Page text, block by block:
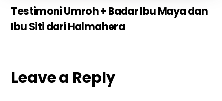
Testimoni Umroh + Badar Ibu Maya dan
Ibu Siti dari Halmahera
Leave a Reply